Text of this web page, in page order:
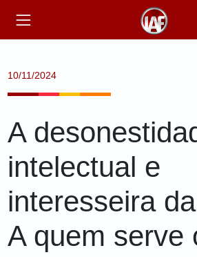
10/11/2024
A
intelectual e
interesseira
A quem serve